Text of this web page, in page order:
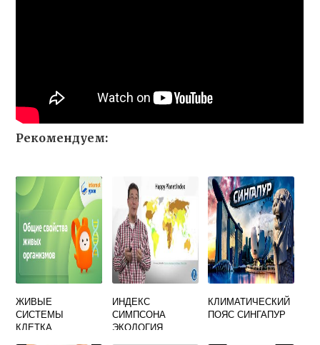
Рекомендуем:
ЖИВЫЕ
СИСТЕМЫ
КЛЕТКА
ИНДЕКС
СИМПСОНА
ЭКОЛОГИЯ
КЛИМАТИЧЕСКИЙ
ПОЯС СИНГАПУР